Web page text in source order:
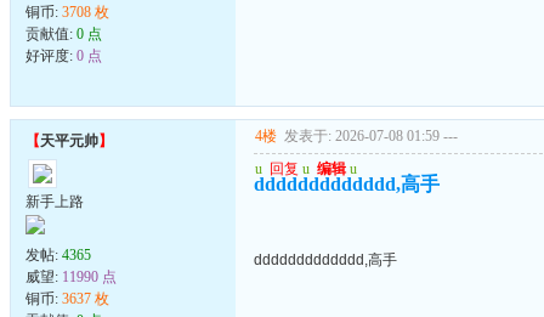
铜币: 3708 枚
贡献值: 0 点
好评度: 0 点
【天平元帅】
新手上路
发帖: 4365
威望: 11990 点
铜币: 3637 枚
4楼 发表于: 2026-07-08 01:59 ---
u 回复 u 编辑 u
ddddddddddddd,高手
ddddddddddddd,高手